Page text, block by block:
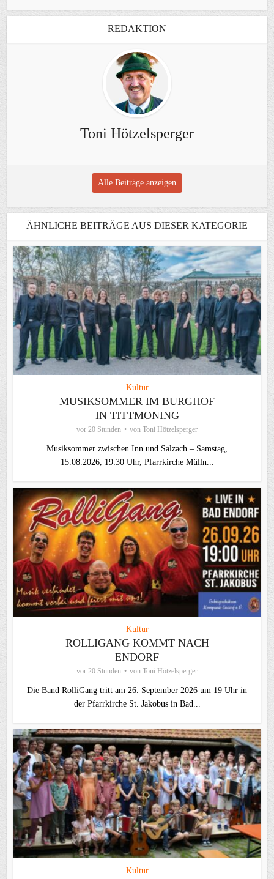
REDAKTION
Toni Hötzelsperger
Alle Beiträge anzeigen
ÄHNLICHE BEITRÄGE AUS DIESER KATEGORIE
Kultur
MUSIKSOMMER IM BURGHOF
IN TITTMONING
vor 20 Stunden von Toni Hötzelsperger
Musiksommer zwischen Inn und Salzach – Samstag,
15.08.2026, 19:30 Uhr, Pfarrkirche Mülln...
Kultur
ROLLIGANG KOMMT NACH
ENDORF
vor 20 Stunden von Toni Hötzelsperger
Die Band RolliGang tritt am 26. September 2026 um 19 Uhr in
der Pfarrkirche St. Jakobus in Bad...
Kultur